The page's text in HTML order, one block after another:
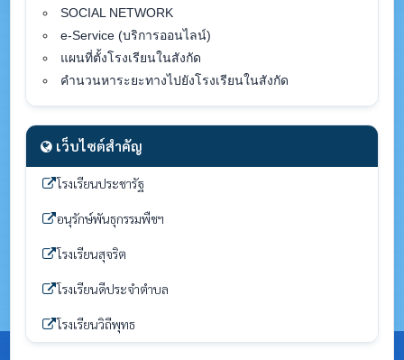
SOCIAL NETWORK
e-Service (บริการออนไลน์)
แผนที่ตั้งโรงเรียนในสังกัด
คำนวนหาระยะทางไปยังโรงเรียนในสังกัด
เว็บไซต์สำคัญ
โรงเรียนประชารัฐ
อนุรักษ์พันธุกรรมพืชฯ
โรงเรียนสุจริต
โรงเรียนดีประจำตำบล
โรงเรียนวิถีพุทธ